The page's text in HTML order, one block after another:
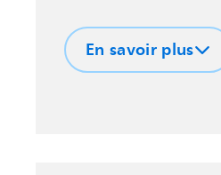
auditives et les bruits
En savoir plus